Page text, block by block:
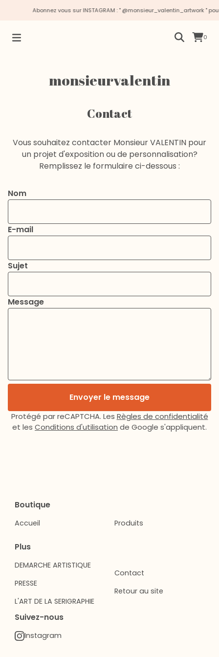
Abonnez vous sur INSTAGRAM : " @monsieur_valentin_artwork "
0
monsieurvalentin
Contact
Vous souhaitez contacter Monsieur VALENTIN pour
un projet d'exposition ou de personnalisation?
Remplissez le formulaire ci-dessous :
Nom
E-mail
Sujet
Message
Envoyer le message
Protégé par reCAPTCHA. Les Règles de confidentialité
et les Conditions d'utilisation de Google s'appliquent.
Boutique
Accueil Produits
Plus
DEMARCHE ARTISTIQUE
PRESSE
L'ART DE LA SERIGRAPHIE
Contact
Retour au site
Suivez-nous
Instagram